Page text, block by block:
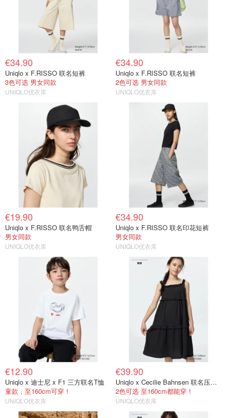
€34.90
Uniqlo x F.RISSO 联名短裤
3色可选 男女同款
UNIQLO优衣库
€34.90
Uniqlo x F.RISSO 联名短裤
2色可选 男女同款
UNIQLO优衣库
€19.90
Uniqlo x F.RISSO 联名鸭舌帽
男女同款
UNIQLO优衣库
€34.90
Uniqlo x F.RISSO 联名印花短裤
男女同款
UNIQLO优衣库
€12.90
Uniqlo x 迪士尼 x F1 三方联名T恤
童款，至160cm可穿！
UNIQLO优衣库
€39.90
Uniqlo x Cecilie Bahnsen 联名压褶连衣裙
2色可选 至160cm都能穿！
UNIQLO优衣库